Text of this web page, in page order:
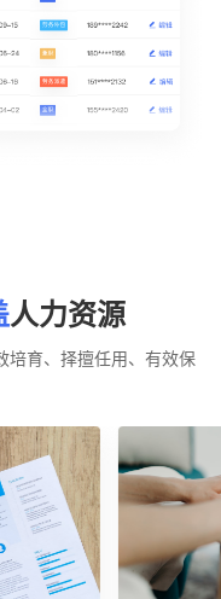
人力资源
培育、择擅任用、有效保